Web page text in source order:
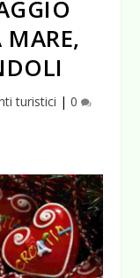
turistici | 0